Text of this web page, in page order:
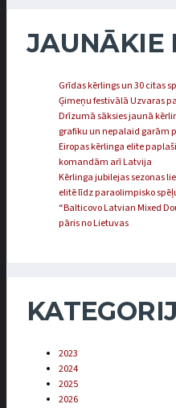
JAUNĀKIE
Grīdas kērlings un 30 citas
Ģimeņu festivālā Uzvaras
Drīzumā sāksies jaunā
grafiku un nepalaid garām
Eiropas kērlinga elite
komandām arī Latvija
Kērlinga jubilejas sezonas
elitē līdz paraolimpisko
“Balticovo Latvian Mixed
pāris no Lietuvas
2023
2024
2025
2026